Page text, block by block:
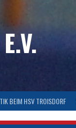
BEIM HSV TROISDORF